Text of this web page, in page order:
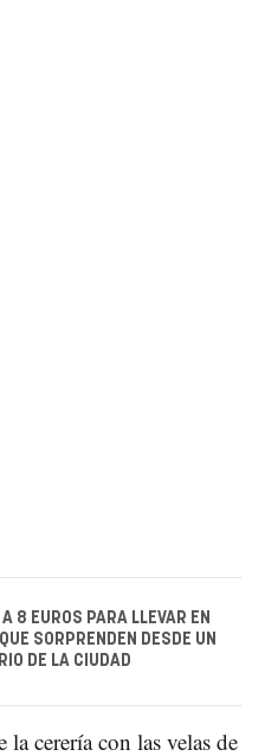
8 EUROS PARA LLEVAR EN
SORPRENDEN DESDE UN
DE LA CIUDAD
cerería con las velas de